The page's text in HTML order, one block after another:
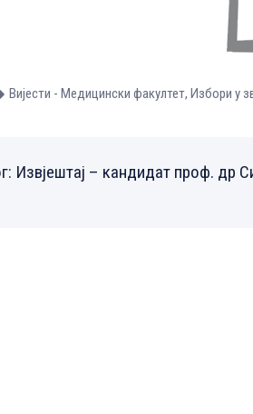
Вијести - Медицински факултет, Избори у
Извјештај – кандидат проф. др